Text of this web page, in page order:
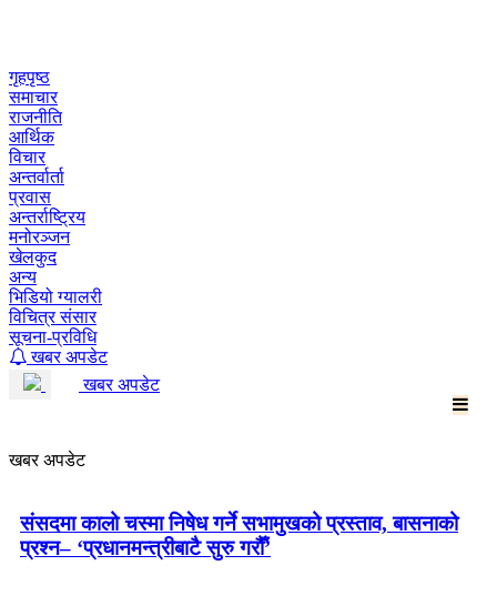
गृहपृष्ठ
समाचार
राजनीति
आर्थिक
विचार
अन्तर्वार्ता
प्रवास
अन्तर्राष्ट्रिय
मनोरञ्जन
खेलकुद
अन्य
भिडियो ग्यालरी
विचित्र संसार
सूचना-प्रविधि
खबर अपडेट
खबर अपडेट
खबर अपडेट
संसदमा कालो चस्मा निषेध गर्ने सभामुखको प्रस्ताव, बासनाको
प्रश्न– ‘प्रधानमन्त्रीबाटै सुरु गरौँ’